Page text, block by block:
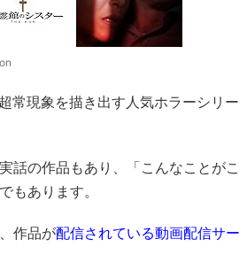
常現象を描き出す人気ホラーシリー
話の作品もあり、「こんなことがこ
もあります。
作品が配信されている動画配信サー